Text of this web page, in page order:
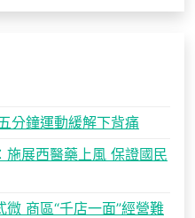
分鐘運動緩解下背痛
施展西醫藥上風 保證國民
商區“千店一面”經營難